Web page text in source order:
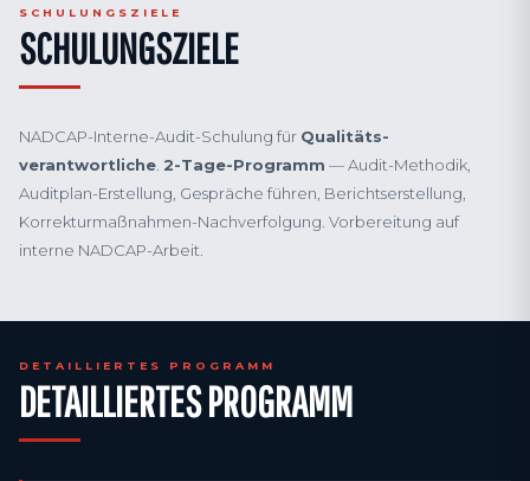
SCHULUNGSZIELE
SCHULUNGSZIELE
NADCAP-Interne-Audit-Schulung für Qualitäts­
verantwortliche 2-Tage-Programm — Audit-Methodik,
Auditplan-Erstellung, Gespräche führen, Berichts­erstellung,
Korrektur­maßnahmen-Nachverfolgung. Vorbereitung auf
interne NADCAP-Arbeit.
DETAILLIERTES PROGRAMM
DETAILLIERTES PROGRAMM